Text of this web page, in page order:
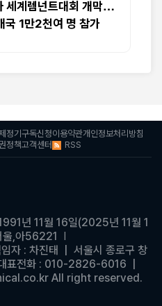
세계렘넌트대회 개막…
국 1만2천여 명 참가
정기구독신청이용약관개인정보처리방침
정책고객센터 RSS
년 11월 16일(2025년 11월 1
울,아56221
자 : 차진태
| 서울시 종로구 창
표전화 : 010-2826-6016
All right reserved.